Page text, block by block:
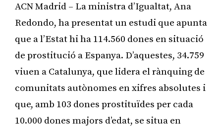
ACN Madrid – La ministra d’Igualtat, Ana
Redondo, ha presentat un estudi que apunta
que a l’Estat hi ha 114.560 dones en situació
de prostitució a Espanya. D’aquestes, 34.759
viuen a Catalunya, que lidera el rànquing de
comunitats autònomes en xifres absolutes i
que, amb 103 dones prostituïdes per cada
10.000 dones majors d’edat, se situa en